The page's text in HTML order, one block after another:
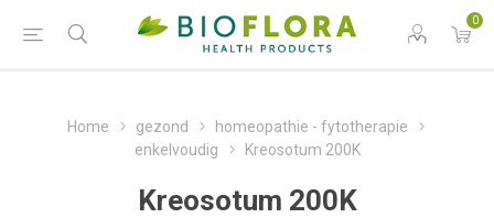
0
Home gezond
homeopathie - fytotherapie
enkelvoudig
Kreosotum 200K
Kreosotum 200K